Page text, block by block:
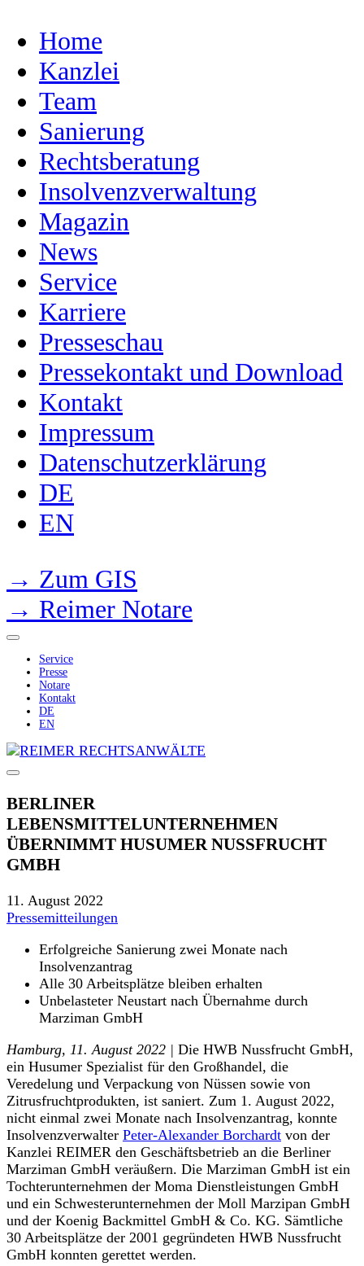
Home
Kanzlei
Team
Sanierung
Rechtsberatung
Insolvenzverwaltung
Magazin
News
Service
Karriere
Presseschau
Pressekontakt und Download
Kontakt
Impressum
Datenschutzerklärung
DE
EN
→ Zum GIS
→ Reimer Notare
Service
Presse
Notare
Kontakt
DE
EN
BERLINER
LEBENSMITTELUNTERNEHMEN
ÜBERNIMMT HUSUMER NUSSFRUCHT
GMBH
11. August 2022
Pressemitteilungen
Erfolgreiche Sanierung zwei Monate nach
Insolvenzantrag
Alle 30 Arbeitsplätze bleiben erhalten
Unbelasteter Neustart nach Übernahme durch
Marziman GmbH
Hamburg, 11. August 2022 | Die HWB Nussfrucht GmbH,
ein Husumer Spezialist für den Großhandel, die
Veredelung und Verpackung von Nüssen sowie von
Zitrusfruchtprodukten, ist saniert. Zum 1. August 2022,
nicht einmal zwei Monate nach Insolvenzantrag, konnte
Insolvenzverwalter Peter-Alexander Borchardt von der
Kanzlei REIMER den Geschäftsbetrieb an die Berliner
Marziman GmbH veräußern. Die Marziman GmbH ist ein
Tochterunternehmen der Moma Dienstleistungen GmbH
und ein Schwesterunternehmen der Moll Marzipan GmbH
und der Koenig Backmittel GmbH & Co. KG. Sämtliche
30 Arbeitsplätze der 2001 gegründeten HWB Nussfrucht
GmbH konnten gerettet werden.